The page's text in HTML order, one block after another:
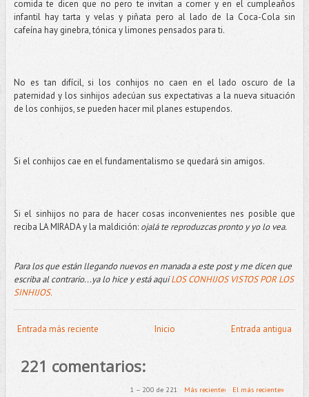
comida te dicen que no pero te invitan a comer y en el cumpleaños
infantil hay tarta y velas y piñata pero al lado de la Coca-Cola sin
cafeína hay ginebra, tónica y limones pensados para ti.
No es tan difícil, si los conhijos no caen en el lado oscuro de la
paternidad y los sinhijos adecúan sus expectativas a la nueva situación
de los conhijos, se pueden hacer mil planes estupendos.
Si el conhijos cae en el fundamentalismo se quedará sin amigos.
Si el sinhijos no para de hacer cosas inconvenientes nes posible que
reciba LA MIRADA y la maldición: ojalá te reproduzcas pronto y yo lo vea.
Para los que están llegando nuevos en manada a este post y me dicen que
escriba al contrario...ya lo hice y está aquiLOS CONHIJOS VISTOS POR LOS
SINHIJOS.
Entrada más reciente Entrada antigua
Inicio
221 comentarios:
1 – 200 de 221 Más reciente› El más reciente»